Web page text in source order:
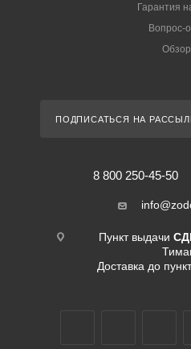
Гарантия
Вопрос-
ПОДПИСАТЬСЯ НА
8 800 250-45-50
Пункт выдачи
Доставка до